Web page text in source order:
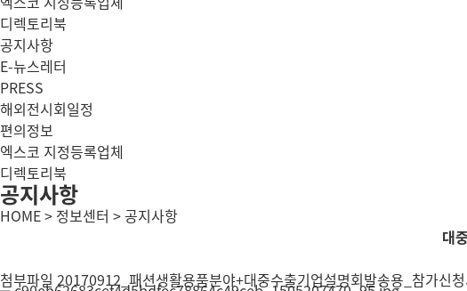
디렉토리북
공지사항
E-뉴스레터
PRESS
해외전시회일정
편의정보
엑스코 지정등록업체
디렉토리북
공지사항
HOME > 정보센터 > 공지사항
대
첨부파일 20170912_패션생활용품분야+대중수출기업설명회발송용_참가신